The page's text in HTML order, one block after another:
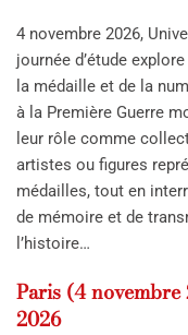
4 novembre 2026,
journée d’étude
la médaille et de la
à la Première Guerre
leur rôle comme
artistes ou figures
médailles, tout en
de mémoire et de
l’histoire…
Paris (4 novembre
2026